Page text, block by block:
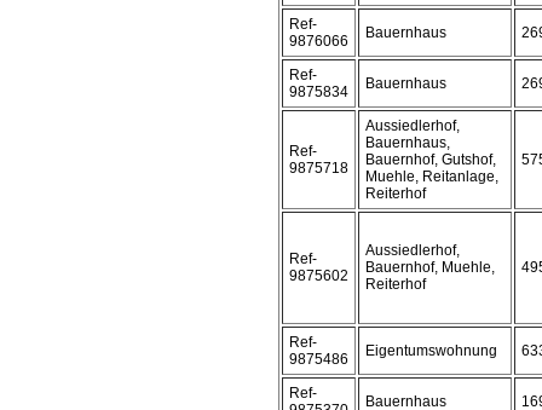
Ref-
9876066
Bauernhaus
Ref-
9875834
Bauernhaus
Ref-
9875718
Aussiedlerhof,
Bauernhaus,
Bauernhof, Gutshof,
Muehle, Reitanlage,
Reiterhof
Ref-
9875602
Aussiedlerhof,
Bauernhof, Muehle,
Reiterhof
Ref-
9875486
Eigentumswohnung
Ref-
Bauernhaus